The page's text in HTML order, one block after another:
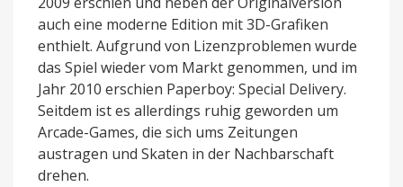
auch eine moderne Edition mit 3D-Grafiken
enthielt. Aufgrund von Lizenzproblemen wurde
das Spiel wieder vom Markt genommen, und im
Jahr 2010 erschien Paperboy: Special Delivery.
Seitdem ist es allerdings ruhig geworden um
Arcade-Games, die sich ums Zeitungen
austragen und Skaten in der Nachbarschaft
drehen.